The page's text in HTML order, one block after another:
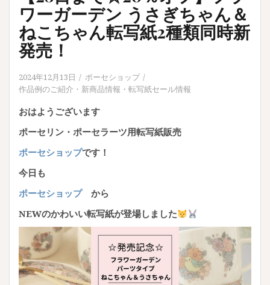
ワーガーデン うさぎちゃん＆
ねこちゃん転写紙2種類同時新
発売！
2024年12月13日
ポーセショップ
作品例のご紹介 ・ 新商品情報 ・ 転写紙セール情報
おはようございます
ポーセリン・ポーセラーツ用転写紙販売
ポーセショップです！
今日も
ポーセショップから
NEWのかわいい転写紙が登場しました